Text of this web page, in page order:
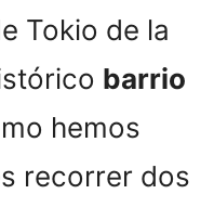
Tokio de la
barrio
hemos
recorrer dos